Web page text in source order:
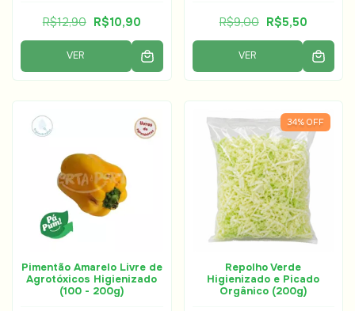
R$12,90 R$10,90
VER
R$9,00 R$5,50
VER
Pimentão Amarelo Livre de
Agrotóxicos Higienizado
(100 - 200g)
34% OFF
Repolho Verde
Higienizado e Picado
Orgânico (200g)